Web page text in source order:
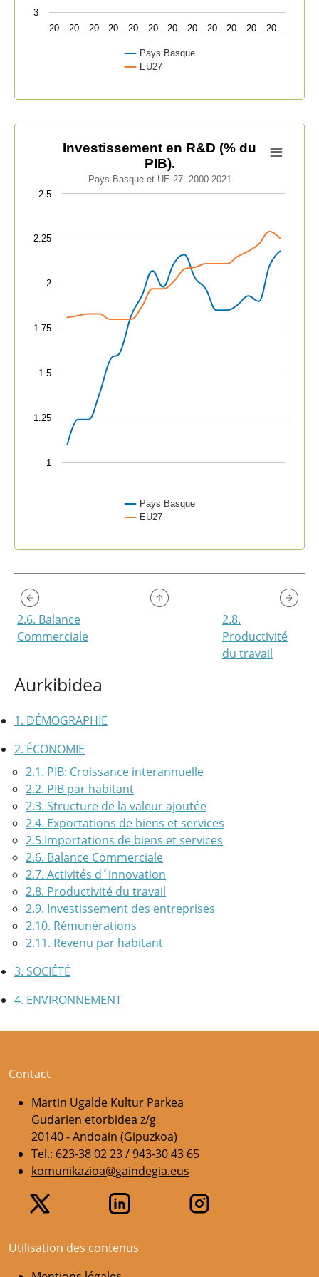
Aurkibidea
1. DÉMOGRAPHIE
2. ÉCONOMIE
2.1. PIB: Croissance interannuelle
2.2. PIB par habitant
2.3. Structure de la valeur ajoutée
2.4. Exportations de biens et services
2.5.Importations de biens et services
2.6. Balance Commerciale
2.7. Activités d´innovation
2.8. Productivité du travail
2.9. Investissement des entreprises
2.10. Rémunérations
2.11. Revenu par habitant
3. SOCIÉTÉ
4. ENVIRONNEMENT
Pays Basque
EU27
20…20…20…20…20…20…20…20…20…20…20…20…
3
Investissement en R&D (% du PIB).
Pays Basque et UE-27. 2000-2021
The chart has 1 Y axis displaying values. Data ranges
Investissement en R&D (% du
PIB).
Pays Basque et UE-27. 2000-2021
Pays Basque
EU27
1
1.25
1.5
1.75
2
2.25
2.5
2.6. Balance
Commerciale
2.8.
Productivité
du travail
Contact
Martin Ugalde Kultur Parkea
Gudarien etorbidea z/g
20140 - Andoain (Gipuzkoa)
Tel.: 623-38 02 23 / 943-30 43 65
komunikazioa@gaindegia.eus
Utilisation des contenus